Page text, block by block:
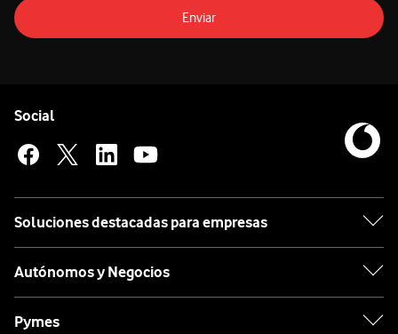
Enviar
Social
Soluciones destacadas para empresas
Autónomos y Negocios
Pymes